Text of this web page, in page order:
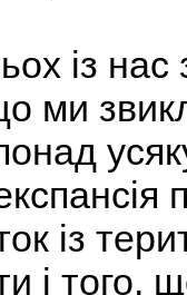
із
ми
із
і того,